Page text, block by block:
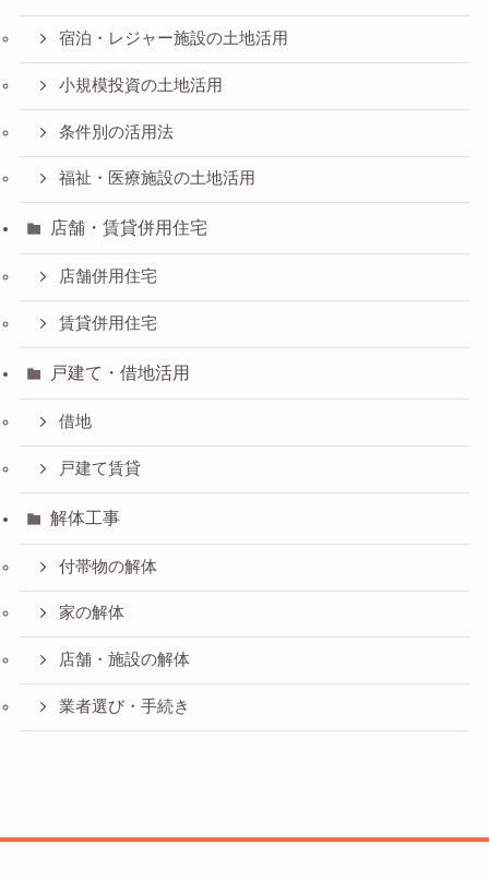
宿泊・レジャー施設の土地活用
小規模投資の土地活用
条件別の活用法
福祉・医療施設の土地活用
店舗・賃貸併用住宅
店舗併用住宅
賃貸併用住宅
戸建て・借地活用
借地
戸建て賃貸
解体工事
付帯物の解体
家の解体
店舗・施設の解体
業者選び・手続き